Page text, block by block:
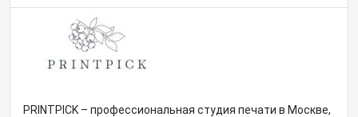
PRINTPICK – профессиональная студия печати в Москве,